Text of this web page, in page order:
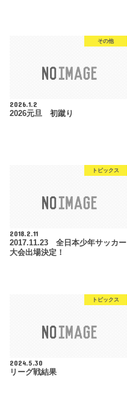
その他
2026.1.2
2026元旦 初蹴り
トピックス
2018.2.11
2017.11.23 全日本少年サッカー
大会出場決定！
トピックス
2024.5.30
リーグ戦結果